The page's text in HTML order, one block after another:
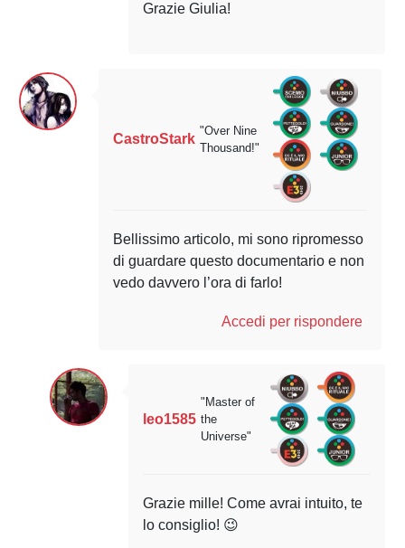
Grazie Giulia!
CastroStark
"Over Nine
Thousand!"
Bellissimo articolo, mi sono ripromesso
di guardare questo documentario e non
vedo davvero l’ora di farlo!
Accedi per rispondere
leo1585
"Master of
the
Universe"
Grazie mille! Come avrai intuito, te
lo consiglio! 😉